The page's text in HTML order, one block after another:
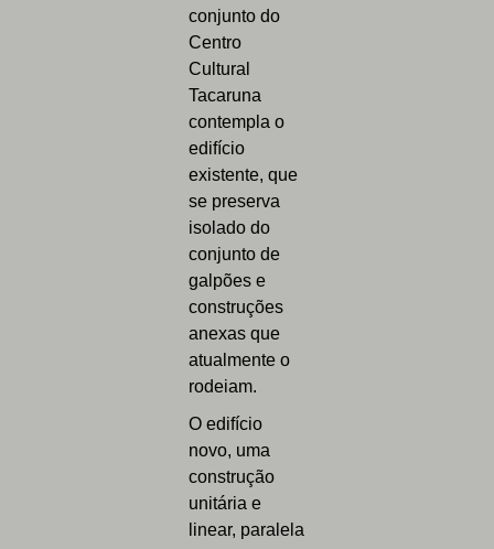
conjunto do
Centro
Cultural
Tacaruna
contempla o
edifício
existente, que
se preserva
isolado do
conjunto de
galpões e
construções
anexas que
atualmente o
rodeiam.
O edifício
novo, uma
construção
unitária e
linear, paralela